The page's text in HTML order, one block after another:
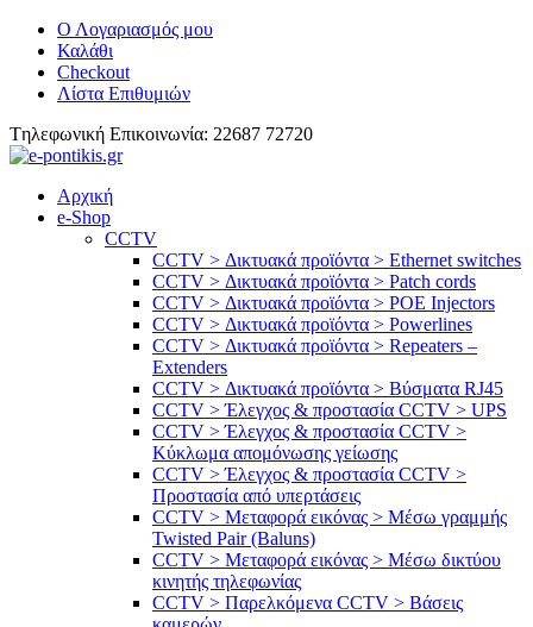
Ο Λογαριασμός μου
Καλάθι
Checkout
Λίστα Επιθυμιών
Tηλεφωνική Επικοινωνία: 22687 72720
Αρχική
e-Shop
CCTV
CCTV > Δικτυακά προϊόντα > Ethernet switches
CCTV > Δικτυακά προϊόντα > Patch cords
CCTV > Δικτυακά προϊόντα > POE Injectors
CCTV > Δικτυακά προϊόντα > Powerlines
CCTV > Δικτυακά προϊόντα > Repeaters –
Extenders
CCTV > Δικτυακά προϊόντα > Βύσματα RJ45
CCTV > Έλεγχος & προστασία CCTV > UPS
CCTV > Έλεγχος & προστασία CCTV >
Κύκλωμα απομόνωσης γείωσης
CCTV > Έλεγχος & προστασία CCTV >
Προστασία από υπερτάσεις
CCTV > Μεταφορά εικόνας > Μέσω γραμμής
Twisted Pair (Baluns)
CCTV > Μεταφορά εικόνας > Μέσω δικτύου
κινητής τηλεφωνίας
CCTV > Παρελκόμενα CCTV > Bάσεις